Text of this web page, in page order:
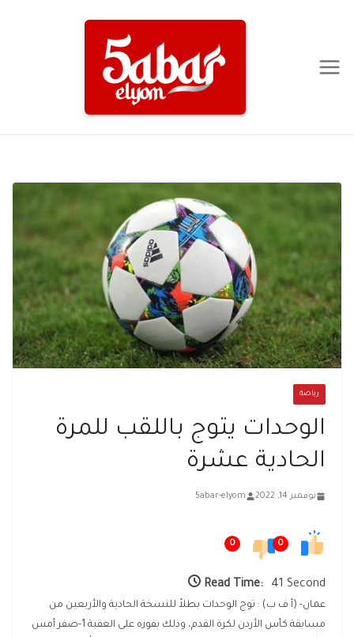
رياضة
الوحدات يتوج باللقب للمرة
الحادية عشرة
نوفمبر 14, 2022 5abar-elyom
0
0
Read Time: 41 Second
عمان- (أ ف ب) : توج الوحدات بطلاً للنسخة الحادية والأربعين من
مسابقة كأس الأردن لكرة القدم، وذلك بفوزه على العقبة 1-صفر أمس